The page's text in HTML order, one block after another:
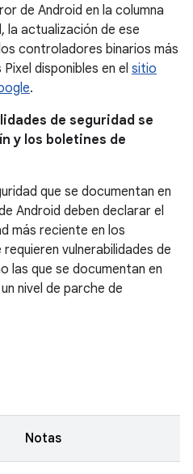
de Android en la columna
la actualización de ese
controladores binarios más
disponibles en el sitio
.
de seguridad se
y los boletines de
que se documentan en
Android deben declarar el
más reciente en los
vulnerabilidades de
las que se documentan en
nivel de parche de
Notas